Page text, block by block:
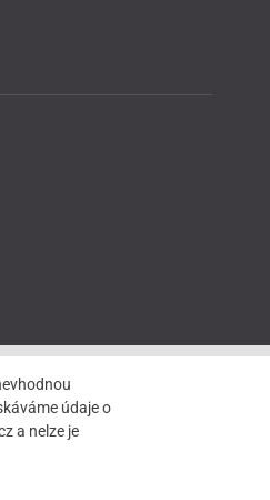
údaje o
a nelze je